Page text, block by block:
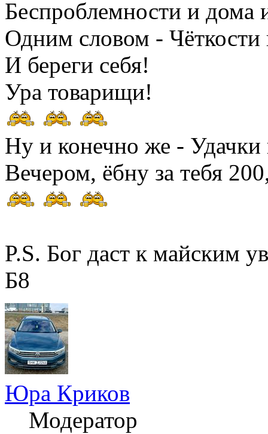
Беспроблемности и дома
Одним словом - Чёткости
И береги себя!
Ура товарищи!
Ну и конечно же - Удачки
Вечером, ёбну за тебя
P.S. Бог даст к майским
Б8
Юра Криков
Модератор